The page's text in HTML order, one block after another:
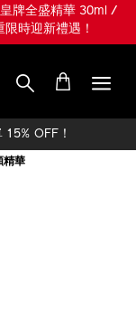
牌全盛精華 30ml /
時迎新禮遇！
OFF！
精華